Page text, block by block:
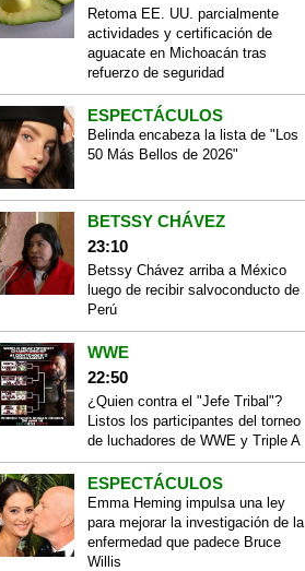
Retoma EE. UU. parcialmente
actividades y certificación de
aguacate en Michoacán tras
refuerzo de seguridad
ESPECTÁCULOS
Belinda encabeza la lista de "Los
50 Más Bellos de 2026"
BETSSY CHÁVEZ
23:10
Betssy Chávez arriba a México
luego de recibir salvoconducto de
Perú
WWE
22:50
¿Quien contra el "Jefe Tribal"?
Listos los participantes del torneo
de luchadores de WWE y Triple A
ESPECTÁCULOS
Emma Heming impulsa una ley
para mejorar la investigación de la
enfermedad que padece Bruce
Willis